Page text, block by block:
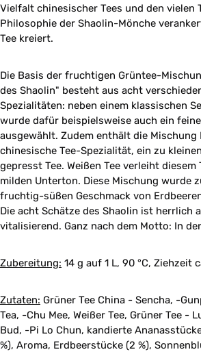
Vielfalt chinesischer Tees und den vielen
Philosophie der Shaolin-Mönche
Tee kreiert.
Die Basis der fruchtigen Grüntee-
des Shaolin" besteht aus acht
Spezialitäten: neben einem klassischen
wurde dafür beispielsweise auch ein
ausgewählt. Zudem enthält die Mischung
chinesische Tee-Spezialität, ein zu
gepresst Tee. Weißen Tee verleiht
milden Unterton. Diese Mischung wurde
fruchtig-süßen Geschmack von
Die acht Schätze des Shaolin ist herrlich
vitalisierend. Ganz nach dem Motto: In
Zubereitung: 14 g auf 1 L, 90 °C, Ziehzeit
Zutaten: Grüner Tee China - Sencha, -
Tea, -Chu Mee, Weißer Tee, Grüner Tee -
Bud, -Pi Lo Chun, kandierte
%), Aroma, Erdbeerstücke (2 %),